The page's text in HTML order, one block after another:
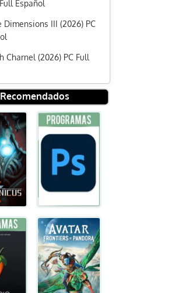
Español
Dimensions III (2026) PC
Charnel (2026) PC Full
Recomendados